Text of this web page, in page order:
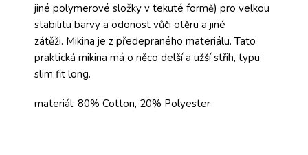
jiné polymerové složky v tekuté formě) pro velkou
stabilitu barvy a odonost vůči otěru a jiné
zátěži. Mikina je z předepraného materiálu. Tato
praktická mikina má o něco delší a užší střih, typu
slim fit long.
materiál: 80% Cotton, 20% Polyester